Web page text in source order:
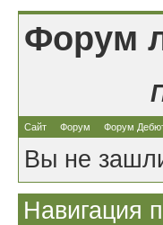
Форум
Сайт Форум Форум
Вы не
Навигация